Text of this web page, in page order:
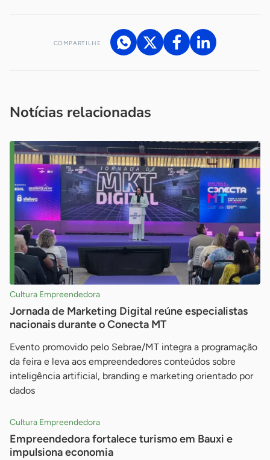
COMPARTILHE
Notícias relacionadas
Cultura Empreendedora
Jornada de Marketing Digital reúne especialistas
nacionais durante o Conecta MT
Evento promovido pelo Sebrae/MT integra a programação
da feira e leva aos empreendedores conteúdos sobre
inteligência artificial, branding e marketing orientado por
dados
Cultura Empreendedora
Empreendedora fortalece turismo em Bauxi e
impulsiona economia